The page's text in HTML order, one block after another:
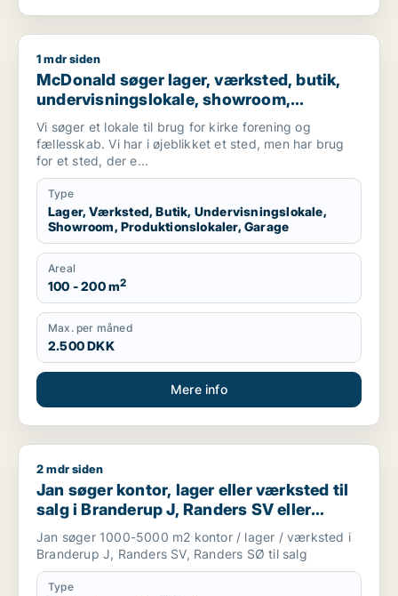
McDonald søger lager, værksted, butik,
1 mdr siden
McDonald søger lager, værksted, butik,
undervisningslokale, showroom,
produktionslokaler eller garage til leje i
Randers eller Randers SV
Vi søger et lokale til brug for kirke forening og
fællesskab. Vi har i øjeblikket et sted, men har brug
for et sted, der e...
Type
Lager, Værksted, Butik, Undervisningslokale,
Showroom, Produktionslokaler, Garage
Areal
100 - 200 m2
Max. per måned
2.500 DKK
Mere info
Jan søger kontor, lager eller værksted til salg i Branderup J,
2 mdr siden
Jan søger kontor, lager eller værksted til
salg i Branderup J, Randers SV eller
Randers SØ
Jan søger 1000-5000 m2 kontor / lager / værksted i
Branderup J, Randers SV, Randers SØ til salg
Type